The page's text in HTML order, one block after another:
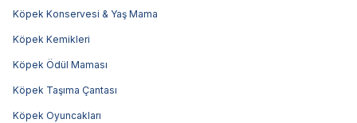
Köpek Konservesi & Yaş Mama
Köpek Kemikleri
Köpek Ödül Maması
Köpek Taşıma Çantası
Köpek Oyuncakları